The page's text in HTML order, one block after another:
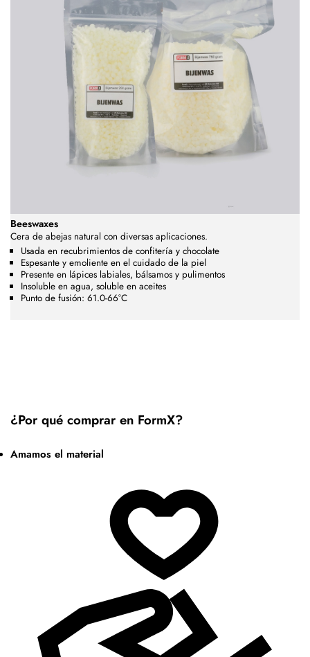
Beeswaxes
Cera de abejas natural con diversas aplicaciones.
Usada en recubrimientos de confitería y chocolate
Espesante y emoliente en el cuidado de la piel
Presente en lápices labiales, bálsamos y pulimentos
Insoluble en agua, soluble en aceites
Punto de fusión: 61.0-66°C
¿Por qué comprar en FormX?
Amamos el material